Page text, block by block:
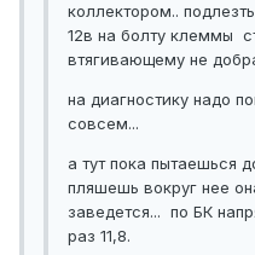
коллектором..
12в на болту клеммы
втягивающему не
на диагностику надо
совсем...
а тут пока пытаешься
пляшешь вокруг нее
заведется... по БК
раз 11,8.